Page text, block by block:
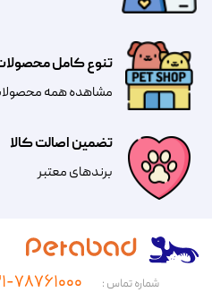
تضمین اصالت کالا
​​برندهای معتبر​​​​​​​
تنوع کامل
مشاهده همه
شماره تماس : ۰۲۱-